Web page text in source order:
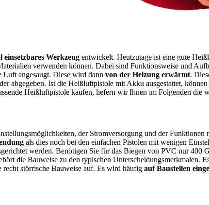
einsetzbares Werkzeug entwickelt. Heutzutage ist eine gute
verwenden können. Dabei sind Funktionsweise und
angesaugt. Diese wird dann von der Heizung erwärmt.
abgegeben. Ist die Heißluftpistole mit Akku ausgestattet, können
Heißluftpistole kaufen, liefern wir Ihnen im Folgenden die
der Stromversorgung und der
als dies noch bei den einfachen Pistolen mit wenigen
werden. Benötigen Sie für das Biegen von PVC nur 400
die Bauweise zu den typischen Unterscheidungsmerkmalen.
störrische Bauweise auf. Es wird häufig auf Baustellen